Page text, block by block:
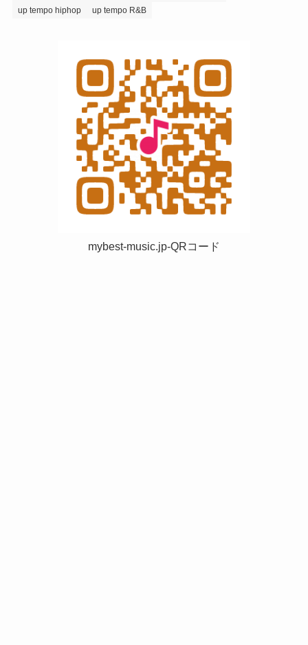
up tempo hiphop
up tempo R&B
mybest-music.jp-QRコード